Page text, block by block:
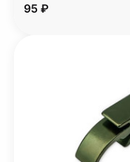
95 ₽